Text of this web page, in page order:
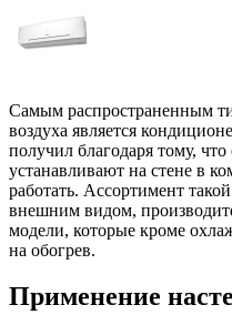
Самым распространенным
воздуха является
получил благодаря тому,
устанавливают на стене в
работать. Ассортимент
внешним видом,
модели, которые кроме
на обогрев.
Применение